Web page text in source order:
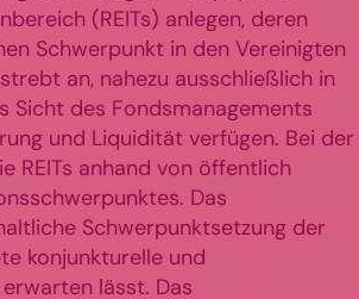
(REITs) anlegen, deren
Schwerpunkt in den Vereinigten
an, nahezu ausschließlich in
Sicht des Fondsmanagements
und Liquidität verfügen. Bei der
REITs anhand von öffentlich
Das
Schwerpunktsetzung der
konjunkturelle und
lässt. Das